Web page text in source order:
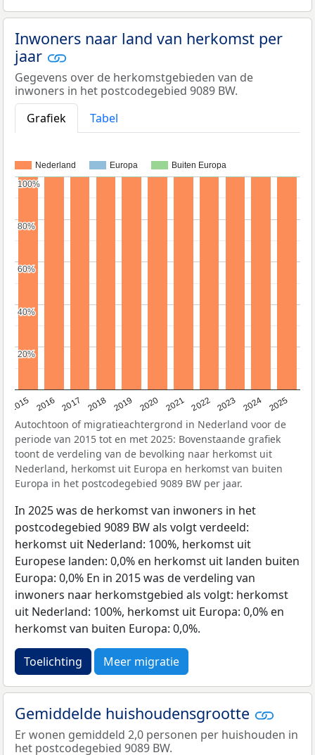
Inwoners naar land van herkomst per
jaar
Gegevens over de herkomstgebieden van de
inwoners in het postcodegebied 9089 BW.
Grafiek
Tabel
Nederland Europa Buiten Europa
2015 2016 2017 2018 2019 2020 2021 2022 2023 2024 2025
20%
20%
40%
40%
60%
60%
80%
80%
100%
100%
Autochtoon of migratieachtergrond in Nederland voor de
periode van 2015 tot en met 2025: Bovenstaande grafiek
toont de verdeling van de bevolking naar herkomst uit
Nederland, herkomst uit Europa en herkomst van buiten
Europa in het postcodegebied 9089 BW per jaar.
In 2025 was de herkomst van inwoners in het
postcodegebied 9089 BW als volgt verdeeld:
herkomst uit Nederland: 100%, herkomst uit
Europese landen: 0,0% en herkomst uit landen buiten
Europa: 0,0% En in 2015 was de verdeling van
inwoners naar herkomstgebied als volgt: herkomst
uit Nederland: 100%, herkomst uit Europa: 0,0% en
herkomst van buiten Europa: 0,0%.
Toelichting Meer migratie
Gemiddelde huishoudensgrootte
Er wonen gemiddeld 2,0 personen per huishouden in
het postcodegebied 9089 BW.